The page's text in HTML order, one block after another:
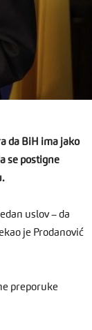
da BiH ima jako
se postigne
uslov – da
je Prodanović
preporuke